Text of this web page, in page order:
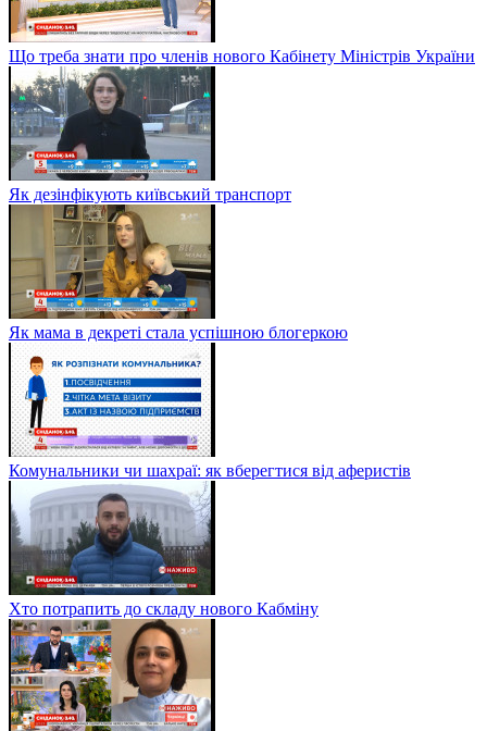
Що треба знати про членів нового Кабінету Міністрів України
Як дезінфікують київський транспорт
Як мама в декреті стала успішною блогеркою
Комунальники чи шахраї: як вберегтися від аферистів
Хто потрапить до складу нового Кабміну